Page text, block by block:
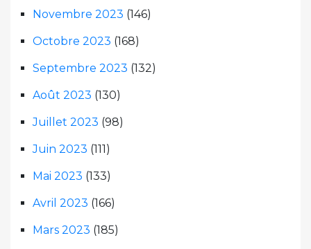
Novembre 2023 (146)
Octobre 2023 (168)
Septembre 2023 (132)
Août 2023 (130)
Juillet 2023 (98)
Juin 2023 (111)
Mai 2023 (133)
Avril 2023 (166)
Mars 2023 (185)